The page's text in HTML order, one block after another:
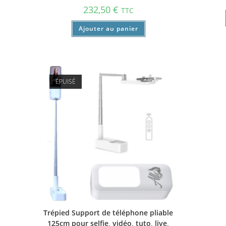
232,50 € TTC
Ajouter au panier
ÉPUISÉ
Trépied Support de téléphone pliable
125cm pour selfie, vidéo, tuto, live,